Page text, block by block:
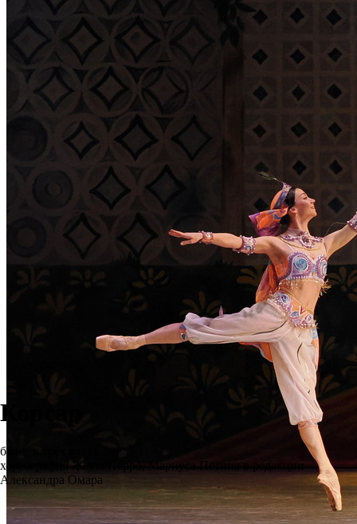
Корсар
балет в трёх актах
хореография Жюля Перро, Мариуса Петипа в редакции
Александра Омара